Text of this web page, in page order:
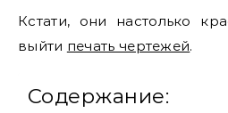
Кстати, они настолько
выйти печать чертежей.
Содержание: